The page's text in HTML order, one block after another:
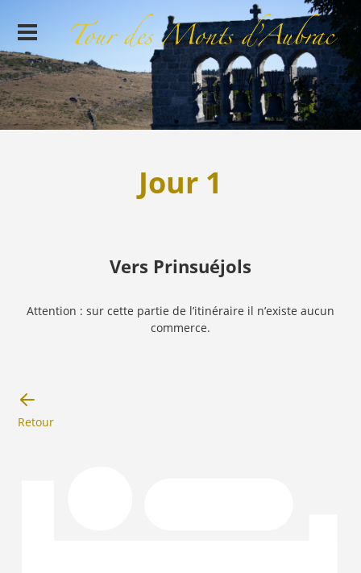
Jour 1
Vers Prinsuéjols
Attention : sur cette partie de l’itinéraire il n’existe aucun
commerce.
Retour